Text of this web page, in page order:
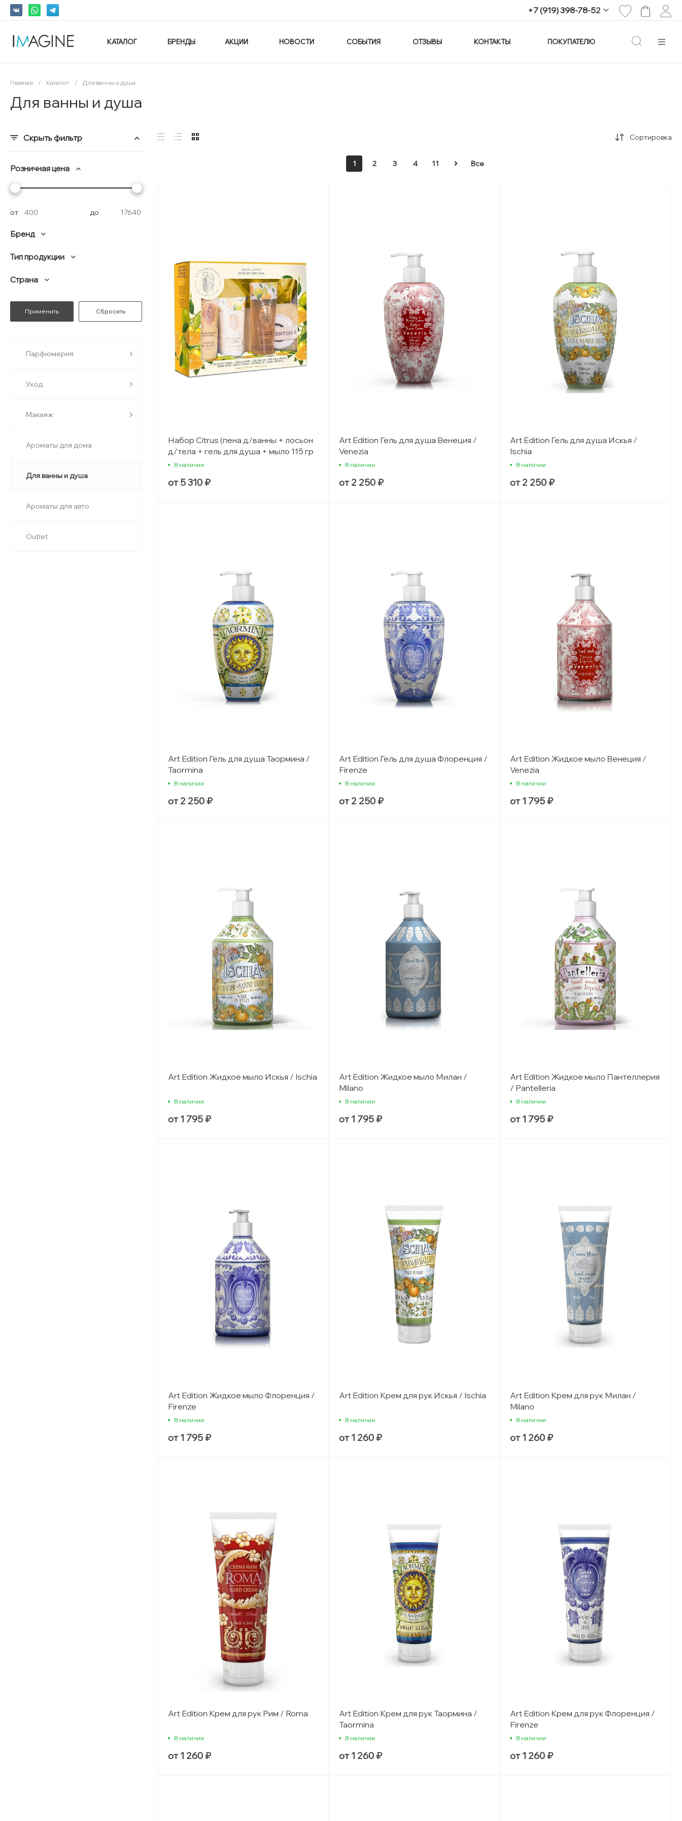
+7 (919) 398-78-52
+7 (919) 398-78-52
КАТАЛОГ БРЕНДЫ АКЦИИ НОВОСТИ СОБЫТИЯ ОТЗЫВЫ КОНТАКТЫ ПОКУПАТЕЛЮ
Главная / Каталог / Для ванны и душа
Для ванны и душа
Скрыть фильтр
Розничная цена
от до
Бренд
Тип продукции
Страна
Парфюмерия
Уход
Макияж
Ароматы для дома
Для ванны и душа
Ароматы для авто
Outlet
Сортировка
1 2 3 4 11 Все
Набор Citrus (пена д/ванны + лосьон
д/тела + гель для душа + мыло 115 гр
+ спонж)
В наличии
от 5 310 ₽
Art Edition Гель для душа Венеция /
Venezia
В наличии
от 2 250 ₽
Art Edition Гель для душа Искья /
Ischia
В наличии
от 2 250 ₽
Art Edition Гель для душа Таормина /
Taormina
В наличии
от 2 250 ₽
Art Edition Гель для душа Флоренция /
Firenze
В наличии
от 2 250 ₽
Art Edition Жидкое мыло Венеция /
Venezia
В наличии
от 1 795 ₽
Art Edition Жидкое мыло Искья / Ischia
В наличии
от 1 795 ₽
Art Edition Жидкое мыло Милан /
Milano
В наличии
от 1 795 ₽
Art Edition Жидкое мыло Пантеллерия
/ Pantelleria
В наличии
от 1 795 ₽
Art Edition Жидкое мыло Флоренция /
Firenze
В наличии
от 1 795 ₽
Art Edition Крем для рук Искья / Ischia
В наличии
от 1 260 ₽
Art Edition Крем для рук Милан /
Milano
В наличии
от 1 260 ₽
Art Edition Крем для рук Рим / Roma
В наличии
от 1 260 ₽
Art Edition Крем для рук Таормина /
Taormina
В наличии
от 1 260 ₽
Art Edition Крем для рук Флоренция /
Firenze
В наличии
от 1 260 ₽